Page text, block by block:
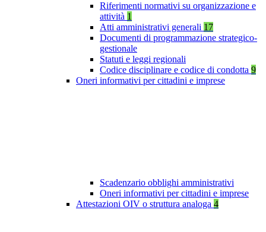
Riferimenti normativi su organizzazione e
attività 1
Atti amministrativi generali 17
Documenti di programmazione strategico-
gestionale
Statuti e leggi regionali
Codice disciplinare e codice di condotta 9
Oneri informativi per cittadini e imprese
Scadenzario obblighi amministrativi
Oneri informativi per cittadini e imprese
Attestazioni OIV o struttura analoga 4